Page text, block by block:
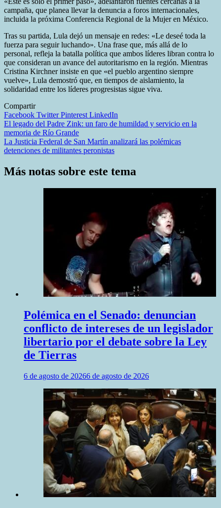
campaña, que planea llevar la denuncia a foros internacionales,
incluida la próxima Conferencia Regional de la Mujer en México.
Tras su partida, Lula dejó un mensaje en redes: «Le deseé toda la
fuerza para seguir luchando». Una frase que, más allá de lo
personal, refleja la batalla política que ambos líderes libran contra lo
que consideran un avance del autoritarismo en la región. Mientras
Cristina Kirchner insiste en que «el pueblo argentino siempre
vuelve», Lula demostró que, en tiempos de aislamiento, la
solidaridad entre los líderes progresistas sigue viva.
Compartir
Facebook TwitterPinterest LinkedIn
Navegación
de
entradas
El legado del Padre Zink: un faro de humildad y servicio en la
memoria de Río Grande
La Justicia Federal de San Martín analizará las polémicas
detenciones de militantes peronistas
Más notas sobre este tema
Polémica en el Senado: denuncian
conflicto de intereses de un legislador
libertario por el debate sobre la Ley
de Tierras
6 de agosto de 20266 de agosto de 2026